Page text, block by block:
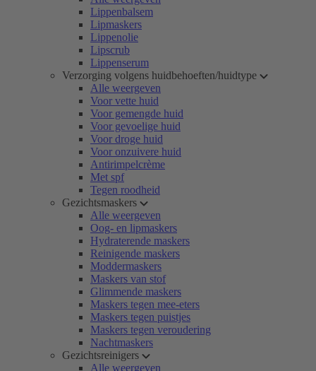
Lippenbalsem
Lipmaskers
Lippenolie
Lipscrub
Lippenserum
Verzorging volgens huidbehoeften/huidtype
Alle weergeven
Voor vette huid
Voor gemengde huid
Voor gevoelige huid
Voor droge huid
Voor onzuivere huid
Antirimpelcrème
Met spf
Tegen roodheid
Gezichtsmaskers
Alle weergeven
Oog- en lipmaskers
Hydraterende maskers
Reinigende maskers
Moddermaskers
Maskers van stof
Glimmende maskers
Maskers tegen mee-eters
Maskers tegen puistjes
Maskers tegen veroudering
Nachtmaskers
Gezichtsreinigers
Alle weergeven